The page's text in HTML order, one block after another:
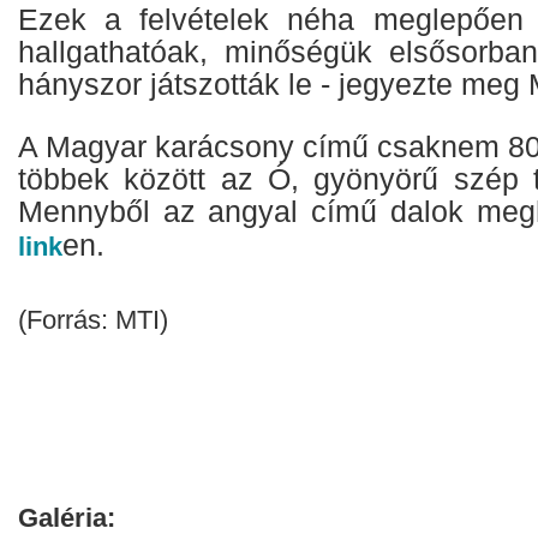
Ezek a felvételek néha
hallgathatóak, minőségük
hányszor játszották le - jegyezte meg
A Magyar karácsony című csaknem
többek között az Ó, gyönyörű szép
Mennyből az angyal című dalok
linken.
(Forrás: MTI)
Galéria: